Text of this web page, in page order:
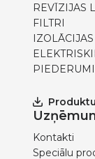
REVĪZIJAS
FILTRI
PIEDERUMI
Kontakti
Speciālu